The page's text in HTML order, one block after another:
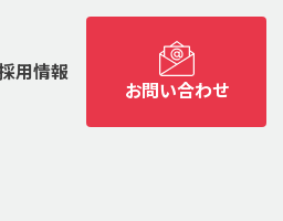
用情報
お問い合わせ